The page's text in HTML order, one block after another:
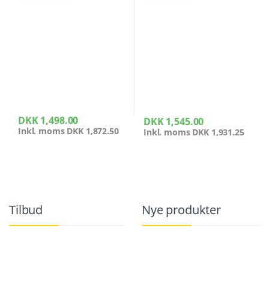
DKK1,498.00
Inkl. moms DKK 1,872.50
DKK1,545.00
Inkl. moms DKK 1,931.25
Tilbud Nye produkter